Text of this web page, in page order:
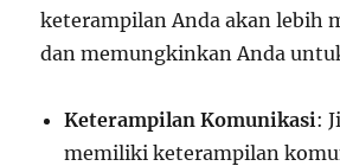
keterampilan Anda akan lebih
dan memungkinkan Anda
Keterampilan Komunikasi:
memiliki keterampilan